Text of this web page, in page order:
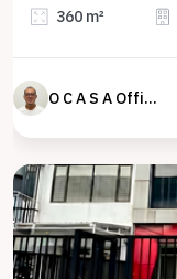
360 m²
O C A S A Official property perfected